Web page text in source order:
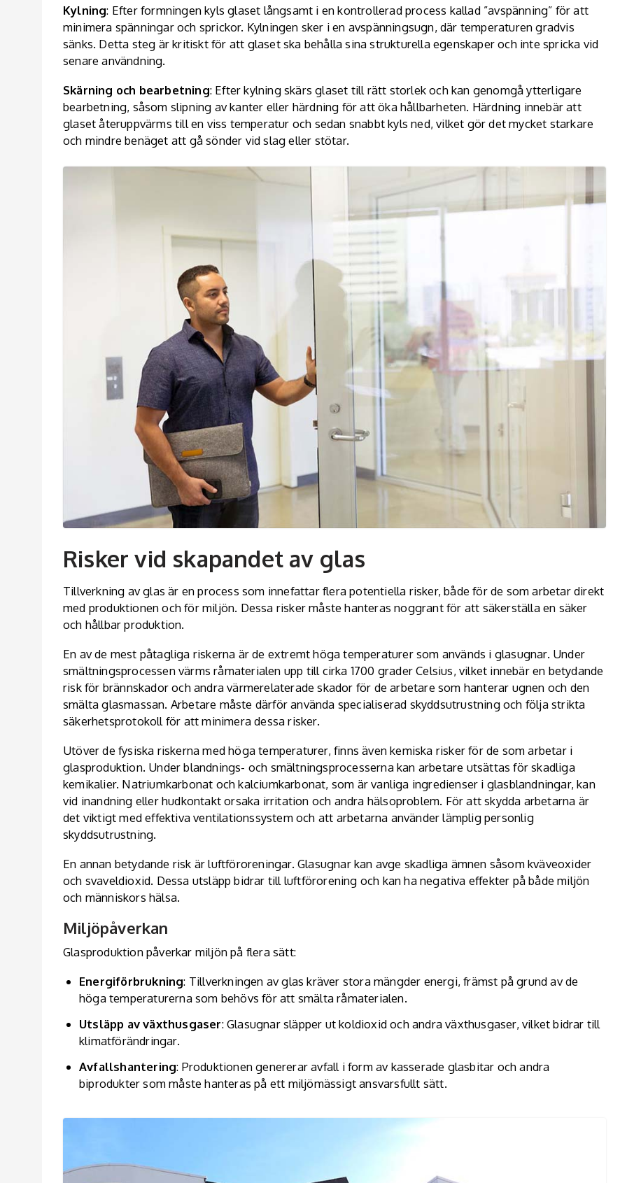
Kylning: Efter formningen kyls glaset långsamt i en kontrollerad process kallad ”avspänning” för att
minimera spänningar och sprickor. Kylningen sker i en avspänningsugn, där temperaturen gradvis
sänks. Detta steg är kritiskt för att glaset ska behålla sina strukturella egenskaper och inte spricka vid
senare användning.
Skärning och bearbetning: Efter kylning skärs glaset till rätt storlek och kan genomgå ytterligare
bearbetning, såsom slipning av kanter eller härdning för att öka hållbarheten. Härdning innebär att
glaset återuppvärms till en viss temperatur och sedan snabbt kyls ned, vilket gör det mycket starkare
och mindre benäget att gå sönder vid slag eller stötar.
Risker vid skapandet av glas
Tillverkning av glas är en process som innefattar flera potentiella risker, både för de som arbetar direkt
med produktionen och för miljön. Dessa risker måste hanteras noggrant för att säkerställa en säker
och hållbar produktion.
En av de mest påtagliga riskerna är de extremt höga temperaturer som används i glasugnar. Under
smältningsprocessen värms råmaterialen upp till cirka 1700 grader Celsius, vilket innebär en betydande
risk för brännskador och andra värmerelaterade skador för de arbetare som hanterar ugnen och den
smälta glasmassan. Arbetare måste därför använda specialiserad skyddsutrustning och följa strikta
säkerhetsprotokoll för att minimera dessa risker.
Utöver de fysiska riskerna med höga temperaturer, finns även kemiska risker för de som arbetar i
glasproduktion. Under blandnings- och smältningsprocesserna kan arbetare utsättas för skadliga
kemikalier. Natriumkarbonat och kalciumkarbonat, som är vanliga ingredienser i glasblandningar, kan
vid inandning eller hudkontakt orsaka irritation och andra hälsoproblem. För att skydda arbetarna är
det viktigt med effektiva ventilationssystem och att arbetarna använder lämplig personlig
skyddsutrustning.
En annan betydande risk är luftföroreningar. Glasugnar kan avge skadliga ämnen såsom kväveoxider
och svaveldioxid. Dessa utsläpp bidrar till luftförorening och kan ha negativa effekter på både miljön
och människors hälsa.
Miljöpåverkan
Glasproduktion påverkar miljön på flera sätt:
Energiförbrukning: Tillverkningen av glas kräver stora mängder energi, främst på grund av de
höga temperaturerna som behövs för att smälta råmaterialen.
Utsläpp av växthusgaser: Glasugnar släpper ut koldioxid och andra växthusgaser, vilket bidrar till
klimatförändringar.
Avfallshantering: Produktionen genererar avfall i form av kasserade glasbitar och andra
biprodukter som måste hanteras på ett miljömässigt ansvarsfullt sätt.